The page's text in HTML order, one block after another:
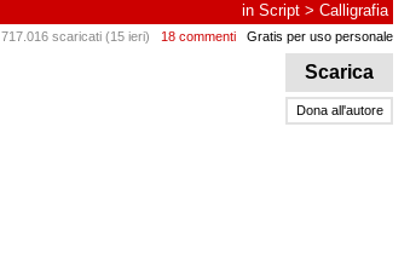
in Script > Calligrafia
717.016 scaricati (15 ieri) 18 commenti Gratis per uso personale
Scarica
Dona all'autore